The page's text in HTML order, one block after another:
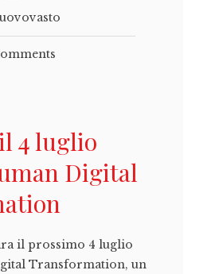
4 luglio
Digital
il prossimo 4 luglio
Transformation, un